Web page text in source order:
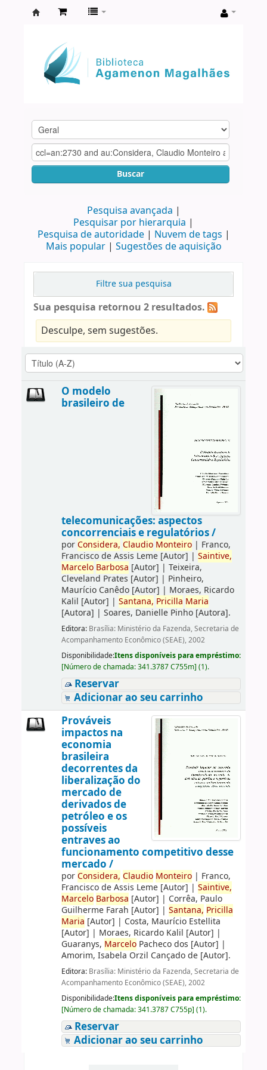
Agamenon
Magalhães
Buscar
Pesquisa avançada
Pesquisar por hierarquia
Pesquisa de autoridade
Nuvem de tags
Mais popular
Sugestões de aquisição
Filtre sua pesquisa
Sua pesquisa retornou 2 resultados.
Desculpe, sem sugestões.
O modelo
brasileiro de
telecomunicações: aspectos
concorrenciais e regulatórios /
porConsidera, Claudio Monteiro| Franco,
Francisco de Assis Leme[Autor] | Saintive,
Marcelo Barbosa [Autor] | Teixeira,
Cleveland Prates [Autor] | Pinheiro,
Maurício Canêdo[Autor] | Moraes, Ricardo
Kalil [Autor] | Santana, Pricilla Maria
[Autora] | Soares, Danielle Pinho[Autora].
Editora: Brasília: Ministério da Fazenda, Secretaria de
Acompanhamento Econômico (SEAE), 2002
Disponibilidade:Itens disponíveis para empréstimo:
[Número de chamada:341.3787 C755m] (1).
Reservar
Adicionar ao seu carrinho
Prováveis
impactos na
economia
brasileira
decorrentes da
liberalização do
mercado de
derivados de
petróleo e os
possíveis
entraves ao
funcionamento competitivo desse
mercado /
porConsidera, Claudio Monteiro| Franco,
Francisco de Assis Leme[Autor] | Saintive,
Marcelo Barbosa [Autor] | Corrêa, Paulo
Guilherme Farah [Autor] | Santana, Pricilla
Maria [Autor] | Costa, Maurício Estellita
[Autor] | Moraes, Ricardo Kalil [Autor] |
Guaranys, MarceloPacheco dos [Autor] |
Amorim, Isabela Orzil Cançado de[Autor].
Editora: Brasília: Ministério da Fazenda, Secretaria de
Acompanhamento Econômico (SEAE), 2002
Disponibilidade:Itens disponíveis para empréstimo:
[Número de chamada:341.3787 C755p] (1).
Reservar
Adicionar ao seu carrinho